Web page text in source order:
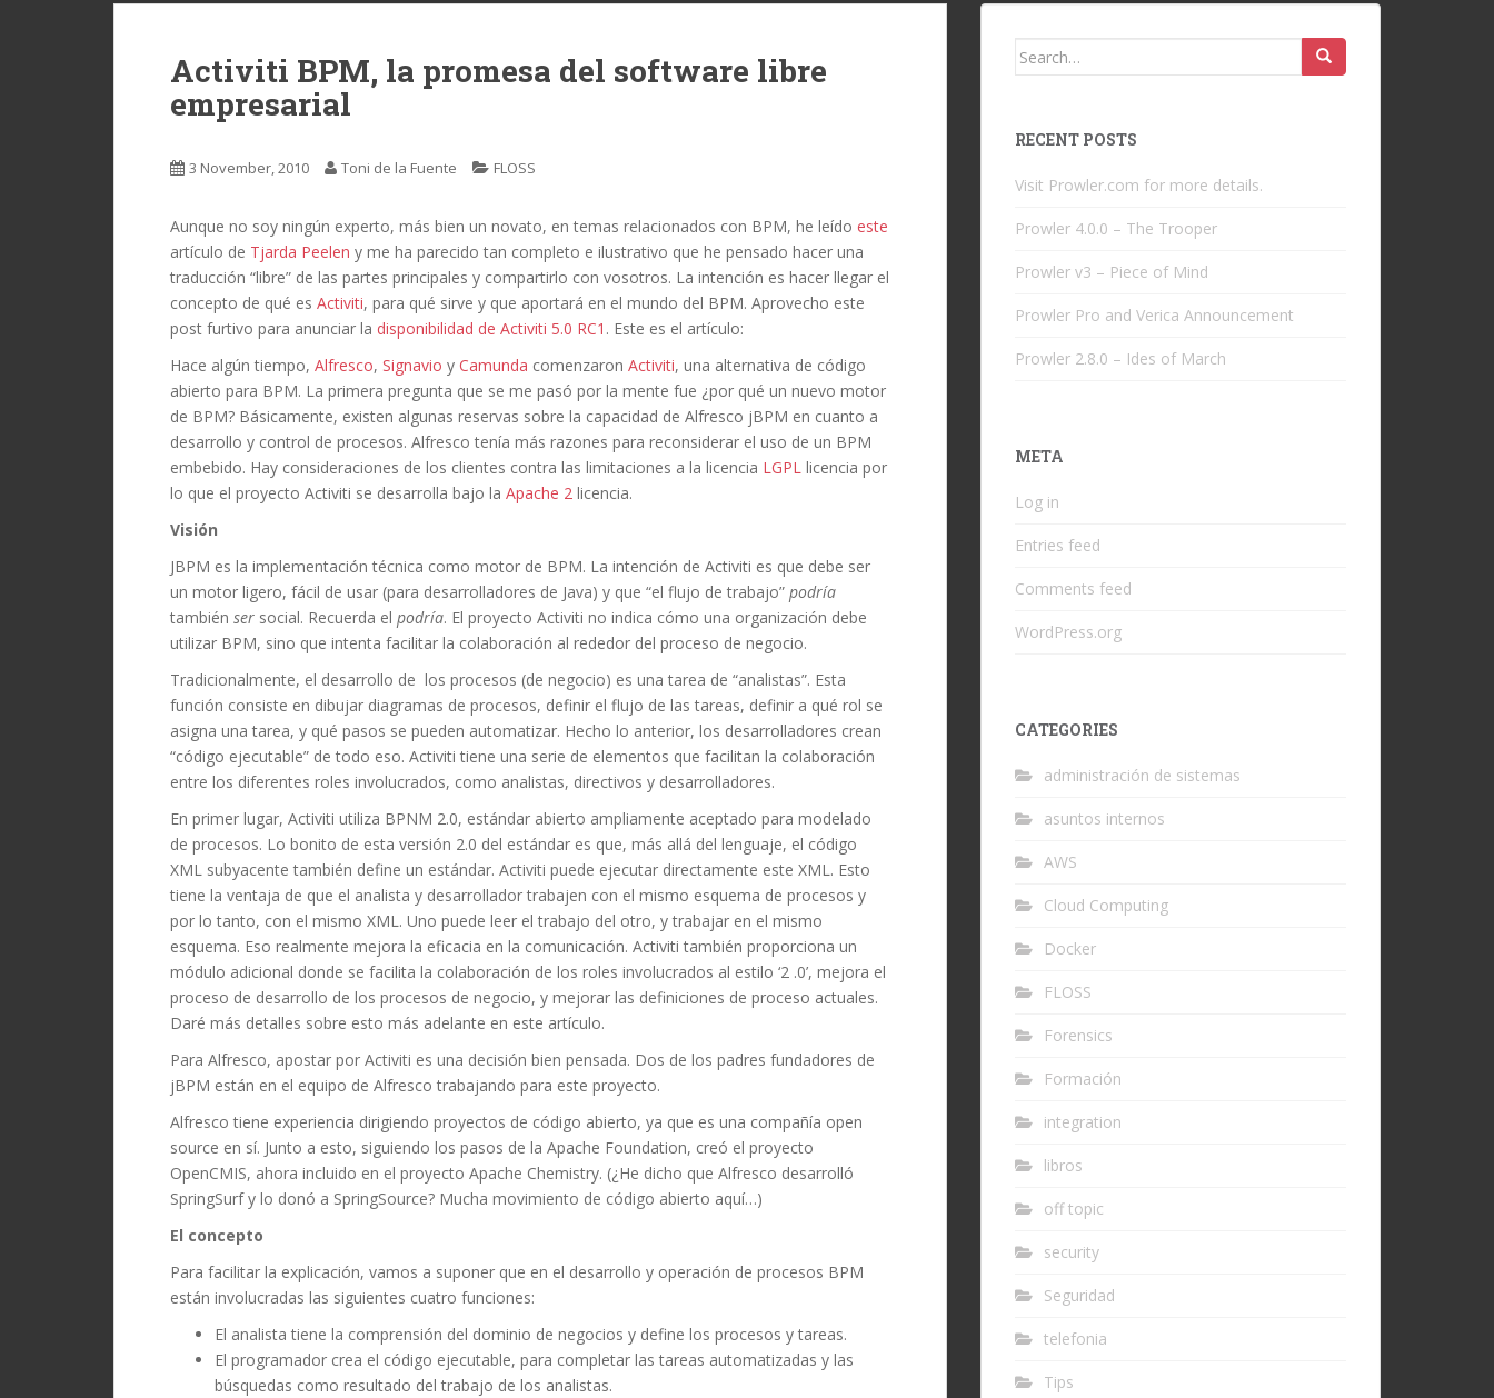
Activiti BPM, la promesa del software libre
empresarial
3 November, 2010 Toni de la Fuente FLOSS
Aunque no soy ningún experto, más bien un novato, en temas relacionados con BPM, he leído este
artículo de Tjarda Peelen y me ha parecido tan completo e ilustrativo que he pensado hacer una
traducción “libre” de las partes principales y compartirlo con vosotros. La intención es hacer llegar el
concepto de qué es Activiti, para qué sirve y que aportará en el mundo del BPM. Aprovecho este
post furtivo para anunciar la disponibilidad de Activiti 5.0 RC1 . Este es el artículo:
Hace algún tiempo, Alfresco, Signavio y Camunda comenzaron Activiti, una alternativa de código
abierto para BPM. La primera pregunta que se me pasó por la mente fue ¿por qué un nuevo motor
de BPM? Básicamente, existen algunas reservas sobre la capacidad de Alfresco jBPM en cuanto a
desarrollo y control de procesos. Alfresco tenía más razones para reconsiderar el uso de un BPM
embebido. Hay consideraciones de los clientes contra las limitaciones a la licencia LGPL licencia por
lo que el proyecto Activiti se desarrolla bajo la Apache 2 licencia.
Visión
JBPM es la implementación técnica como motor de BPM. La intención de Activiti es que debe ser
un motor ligero, fácil de usar (para desarrolladores de Java) y que “el flujo de trabajo” podría
también ser social. Recuerda el podría. El proyecto Activiti no indica cómo una organización debe
utilizar BPM, sino que intenta facilitar la colaboración al rededor del proceso de negocio.
Tradicionalmente, el desarrollo de los procesos (de negocio) es una tarea de “analistas”. Esta
función consiste en dibujar diagramas de procesos, definir el flujo de las tareas, definir a qué rol se
asigna una tarea, y qué pasos se pueden automatizar. Hecho lo anterior, los desarrolladores crean
“código ejecutable” de todo eso. Activiti tiene una serie de elementos que facilitan la colaboración
entre los diferentes roles involucrados, como analistas, directivos y desarrolladores.
En primer lugar, Activiti utiliza BPNM 2.0, estándar abierto ampliamente aceptado para modelado
de procesos. Lo bonito de esta versión 2.0 del estándar es que, más allá del lenguaje, el código
XML subyacente también define un estándar. Activiti puede ejecutar directamente este XML. Esto
tiene la ventaja de que el analista y desarrollador trabajen con el mismo esquema de procesos y
por lo tanto, con el mismo XML. Uno puede leer el trabajo del otro, y trabajar en el mismo
esquema. Eso realmente mejora la eficacia en la comunicación. Activiti también proporciona un
módulo adicional donde se facilita la colaboración de los roles involucrados al estilo ‘2 .0’, mejora el
proceso de desarrollo de los procesos de negocio, y mejorar las definiciones de proceso actuales.
Daré más detalles sobre esto más adelante en este artículo.
Para Alfresco, apostar por Activiti es una decisión bien pensada. Dos de los padres fundadores de
jBPM están en el equipo de Alfresco trabajando para este proyecto.
Alfresco tiene experiencia dirigiendo proyectos de código abierto, ya que es una compañía open
source en sí. Junto a esto, siguiendo los pasos de la Apache Foundation, creó el proyecto
OpenCMIS, ahora incluido en el proyecto Apache Chemistry. (¿He dicho que Alfresco desarrolló
SpringSurf y lo donó a SpringSource? Mucha movimiento de código abierto aquí…)
El concepto
Para facilitar la explicación, vamos a suponer que en el desarrollo y operación de procesos BPM
están involucradas las siguientes cuatro funciones:
El analista tiene la comprensión del dominio de negocios y define los procesos y tareas.
El programador crea el código ejecutable, para completar las tareas automatizadas y las
búsquedas como resultado del trabajo de los analistas.
Search
RECENT POSTS
Visit Prowler.com for more details.
Prowler 4.0.0 – The Trooper
Prowler v3 – Piece of Mind
Prowler Pro and Verica Announcement
Prowler 2.8.0 – Ides of March
META
Log in
Entries feed
Comments feed
WordPress.org
CATEGORIES
administración de sistemas
asuntos internos
AWS
Cloud Computing
Docker
FLOSS
Forensics
Formación
integration
libros
off topic
security
Seguridad
telefonia
Tips